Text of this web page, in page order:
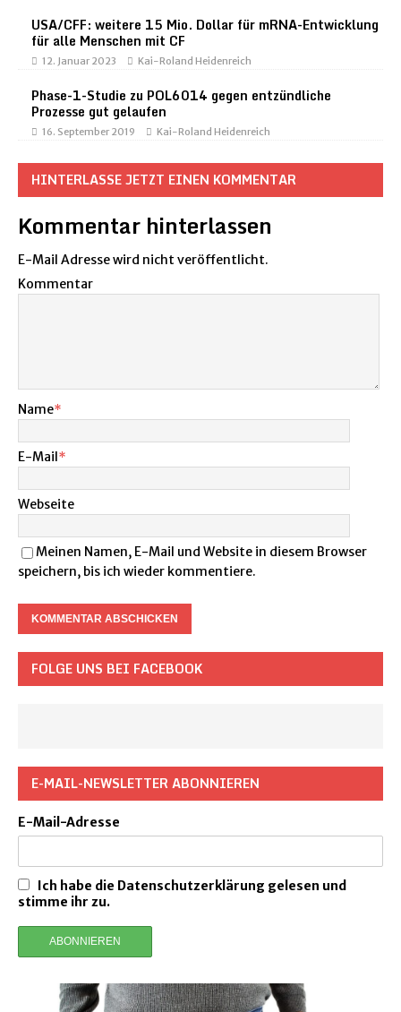
USA/CFF: weitere 15 Mio. Dollar für mRNA-Entwicklung
für alle Menschen mit CF
12. Januar 2023 Kai-Roland Heidenreich
Phase-1-Studie zu POL6014 gegen entzündliche
Prozesse gut gelaufen
16. September 2019 Kai-Roland Heidenreich
HINTERLASSE JETZT EINEN KOMMENTAR
Kommentar hinterlassen
E-Mail Adresse wird nicht veröffentlicht.
Kommentar
Name*
E-Mail*
Webseite
Meinen Namen, E-Mail und Website in diesem Browser
speichern, bis ich wieder kommentiere.
FOLGE UNS BEI FACEBOOK
E-MAIL-NEWSLETTER ABONNIEREN
E-Mail-Adresse
Ich habe die Datenschutzerklärung gelesen und
stimme ihr zu.